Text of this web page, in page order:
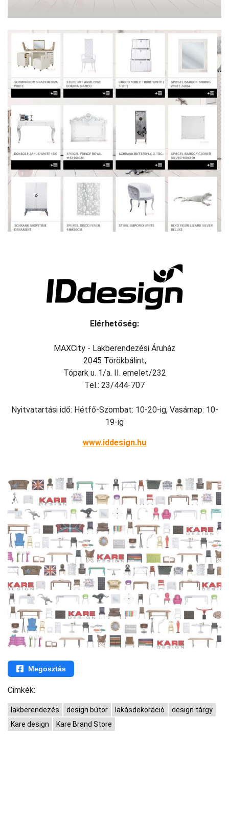
Elérhetőség:
MAXCity - Lakberendezési Áruház
2045 Törökbálint,
Tópark u. 1/a. II. emelet/232
Tel.: 23/444-707
Nyitvatartási idő: Hétfő-Szombat: 10-20-ig, Vasárnap: 10-
19-ig
www.iddesign.hu
Megosztás
Cimkék:
lakberendezés design bútor lakásdekoráció
design tárgy
Kare design
Kare Brand Store